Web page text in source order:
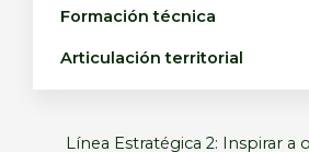
Formación técnica
Articulación territorial
Línea Estratégica 2: Inspirar